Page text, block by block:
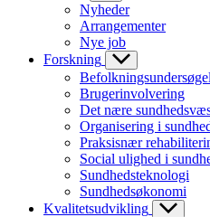
Nyheder
Arrangementer
Nye job
Forskning
Brugerinvolvering
Det nære
Organisering i
Praksisnær
Social ulighed i
Sundhedsteknologi
Sundhedsøkonomi
Kvalitetsudvikling